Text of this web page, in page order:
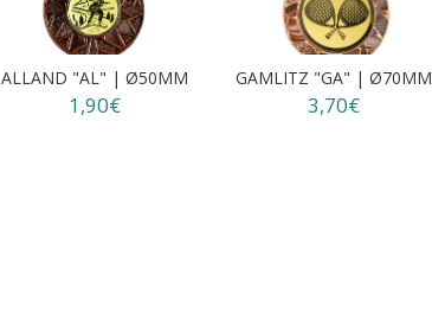
ALLAND "AL" | Ø50MM
1,90€
GAMLITZ "GA" | Ø70MM
3,70€